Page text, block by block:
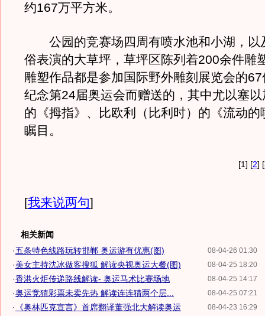
约167万平方米。
公园的竞赛场四周有喷水池和小湖，以
俗表演的大草坪，草坪区陈列着200余件雕
雕塑作品都是参加国际野外雕刻展览会的
纪念第24届奥运会而赠送的，其中尤以塞
的《拇指》、比欧利（比利时）的《流动的
瞩目。
[1] [2] [
[我来说两句]
相关新闻
08-04-26 01:30
·五条特色线路玩转邯郸 奥运游有优惠(图)
08-04-25 18:20
·美女主持沈冰做客搜狐 解读央视奥运大餐(图)
08-04-25 14:17
·香港火炬传递路线解读- 奥运马术比赛场地
08-04-25 07:21
·奥运竞猜彩票未卖先热 解读连连猜两个层...
08-04-23 16:29
· 《奥林匹克宣言》首席翻译董强北大解读奥运